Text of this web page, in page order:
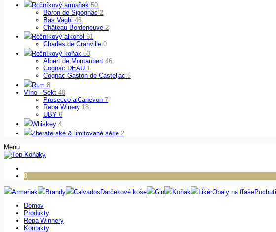
Ročníkový armaňak 50
Baron de Sigognac 2
Bas Vaghi 46
Château Bordeneuve 2
Ročníkový alkohol 91
Charles de Granville 0
Ročníkový koňak 53
Albert de Montaubert 46
Cognac DEAU 1
Cognac Gaston de Casteljac 5
Rum 8
Víno - Sekt 40
Prosecco alCanevon 7
Repa Winery 18
UBY 6
Whiskey 4
Zberateľské & limitované série 2
Menu
0
Armaňak Brandy CalvadosDarčekové koše Gin Koňak LikérObaly na fľaše
Domov
Produkty
Repa Winnery
Kontakty